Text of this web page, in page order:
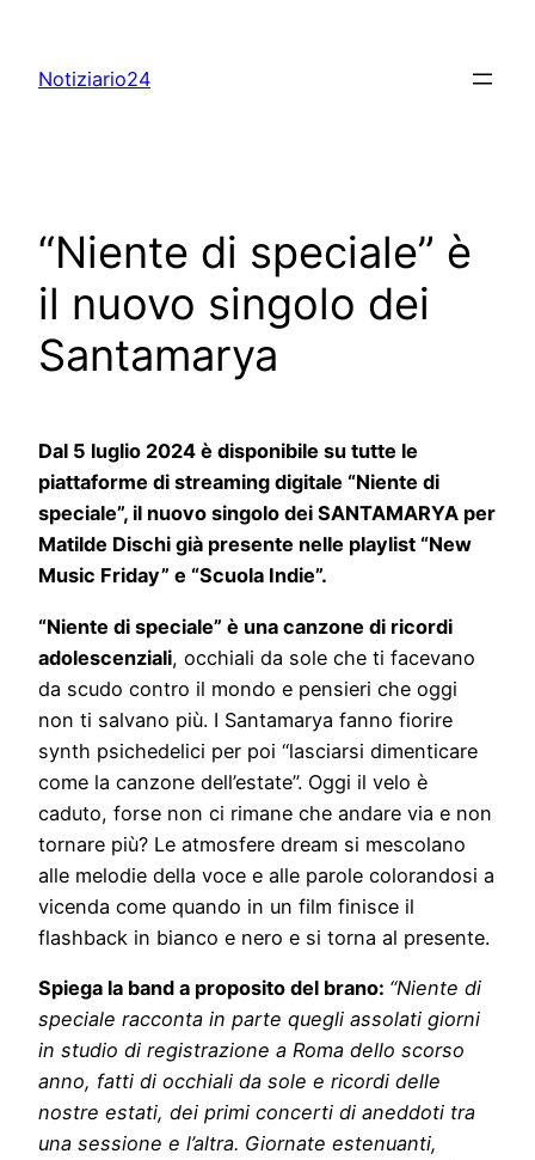
content
Notiziario24
“Niente di speciale” è
il nuovo singolo dei
Santamarya
Dal 5 luglio 2024 è disponibile su tutte le
piattaforme di streaming digitale “Niente di
speciale”, il nuovo singolo dei SANTAMARYA per
Matilde Dischi già presente nelle playlist “New
Music Friday” e “Scuola Indie”.
“Niente di speciale” è una canzone di ricordi
adolescenziali, occhiali da sole che ti facevano
da scudo contro il mondo e pensieri che oggi
non ti salvano più. I Santamarya fanno fiorire
synth psichedelici per poi “lasciarsi dimenticare
come la canzone dell’estate”. Oggi il velo è
caduto, forse non ci rimane che andare via e non
tornare più? Le atmosfere dream si mescolano
alle melodie della voce e alle parole colorandosi a
vicenda come quando in un film finisce il
flashback in bianco e nero e si torna al presente.
Spiega la band a proposito del brano: “Niente di
speciale racconta in parte quegli assolati giorni
in studio di registrazione a Roma dello scorso
anno, fatti di occhiali da sole e ricordi delle
nostre estati, dei primi concerti di aneddoti tra
una sessione e l’altra. Giornate estenuanti,